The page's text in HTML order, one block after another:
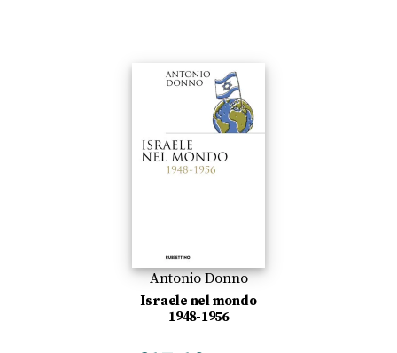
Antonio Donno
Israele nel mondo
1948-1956